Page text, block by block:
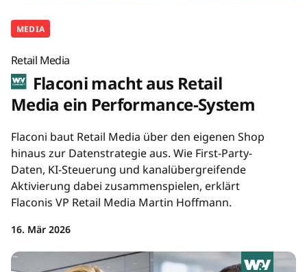
MEDIA
Retail Media
Flaconi macht aus Retail
Media ein Performance-System
Flaconi baut Retail Media über den eigenen Shop
hinaus zur Datenstrategie aus. Wie First-Party-
Daten, KI-Steuerung und kanalübergreifende
Aktivierung dabei zusammenspielen, erklärt
Flaconis VP Retail Media Martin Hoffmann.
16. Mär 2026